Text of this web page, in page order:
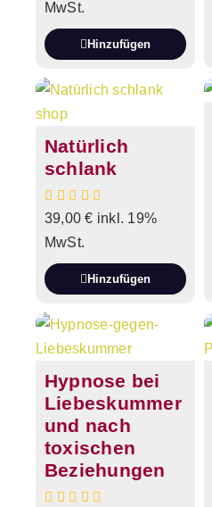
MwSt.
Hinzufügen
Natürlich
schlank
39,00€ inkl. 19%
MwSt.
Hinzufügen
Hypnose bei
Liebeskummer
und nach
toxischen
Beziehungen